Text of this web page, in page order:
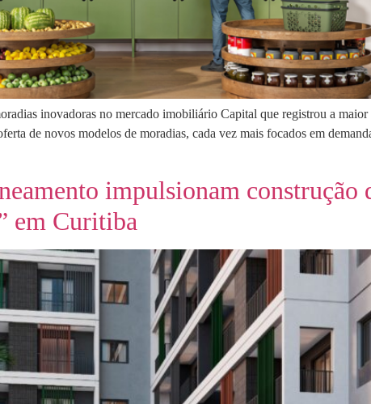
inovadoras no mercado imobiliário Capital que registrou a
de novos modelos de moradias, cada vez mais focados em
impulsionam construção
em Curitiba